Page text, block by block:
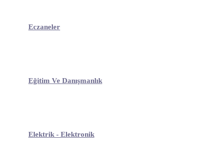
Eczaneler
Eğitim Ve Danışmanlık
Elektrik - Elektronik